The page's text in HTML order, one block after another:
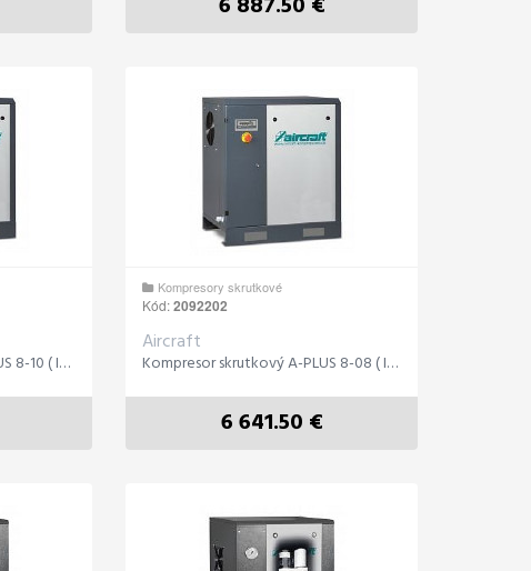
Kompresor skrutkový A-PLUS 8-10 ( IE 3 )
Kompresory skrutkové
Kód:2092202
Aircraft
Kompresor skrutkový A-PLUS 8-08 ( IE 3 )
6 641.50 €